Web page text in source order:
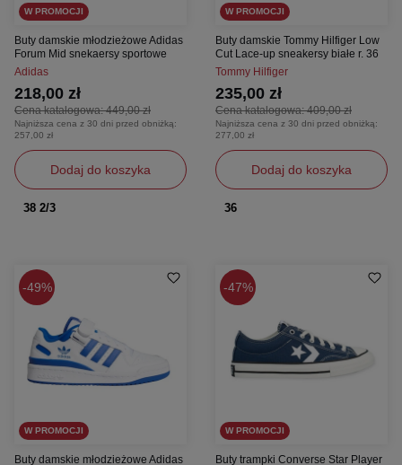
W PROMOCJI
Buty damskie młodzieżowe Adidas
Forum Mid snekaersy sportowe
Adidas
Cena katalogowa:449,00 zł
218,00 zł
Najniższa cena z 30 dni przed obniżką:
257,00 zł
Dodaj do koszyka
38 2/3
W PROMOCJI
Buty damskie Tommy Hilfiger Low
Cut Lace-up sneakersy białe r. 36
Tommy Hilfiger
Cena katalogowa:409,00 zł
235,00 zł
Najniższa cena z 30 dni przed obniżką:
277,00 zł
Dodaj do koszyka
36
49%
W PROMOCJI
Buty damskie młodzieżowe Adidas
47%
W PROMOCJI
Buty trampki Converse Star Player